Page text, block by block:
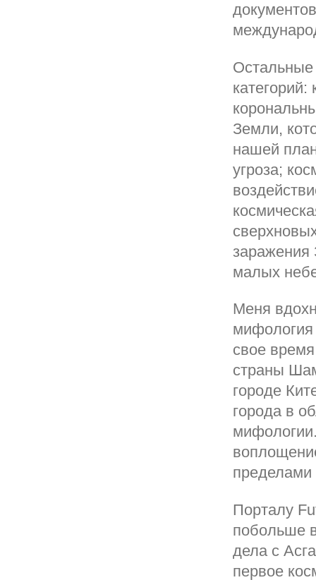
Земли,
нашей
угроза;
заражения
малых
Меня
мифология
свое
страны
городе
города в
пределами
Порталу
побольше
дела с
первое